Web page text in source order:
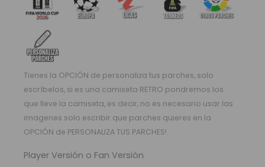
Tienes la OPCIÓN de personaliza tus parches, solo
escríbelos, si es una camiseta RETRO pondremos los
que lleve la camiseta, es decir, no es necesario usar las
imagenes solo escribir que parches quieres en la
OPCIÓN de PERSONALIZA TUS PARCHES!
Player Versión o Fan Versión